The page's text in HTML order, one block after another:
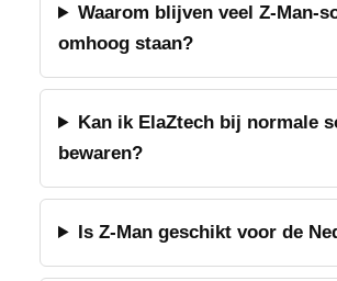
Waarom blijven veel Z-Man-
omhoog staan?
Kan ik ElaZtech bij normale
bewaren?
Is Z-Man geschikt voor de